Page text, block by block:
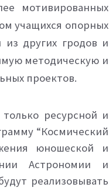
мотивированных
учащихся опорных
других гродов и
методическую и
проектов.
ресурсной и
“Космический
юношеской и
Астрономии и
реализовывать